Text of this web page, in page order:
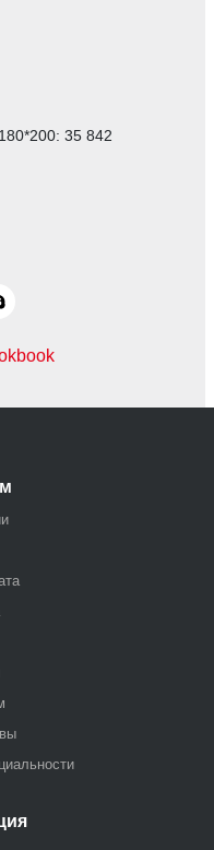
35 842